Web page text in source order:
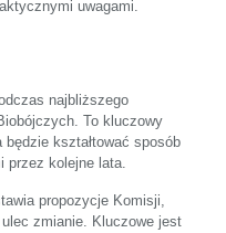
uwagami.
najbliższego
To kluczowy
kształtować sposób
przez kolejne lata.
propozycje Komisji,
zmianie. Kluczowe jest